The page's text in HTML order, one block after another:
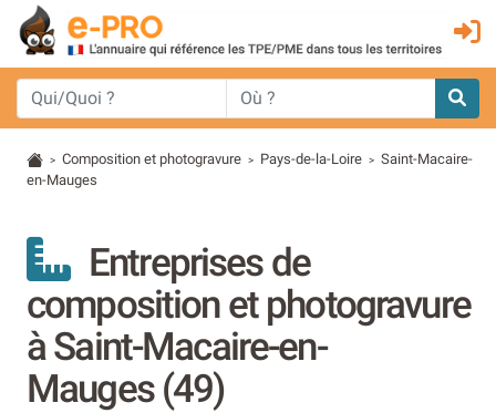
> Composition et photogravure > Pays-de-la-Loire > Saint-Macaire-
en-Mauges
Entreprises de
composition et photogravure
à Saint-Macaire-en-
Mauges (49)